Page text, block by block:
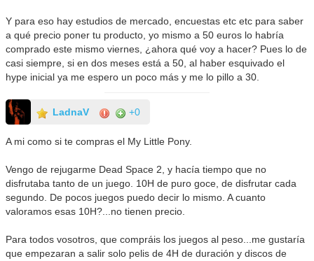
Y para eso hay estudios de mercado, encuestas etc etc para saber
a qué precio poner tu producto, yo mismo a 50 euros lo habría
comprado este mismo viernes, ¿ahora qué voy a hacer? Pues lo de
casi siempre, si en dos meses está a 50, al haber esquivado el
hype inicial ya me espero un poco más y me lo pillo a 30.
LadnaV +0
A mi como si te compras el My Little Pony.
Vengo de rejugarme Dead Space 2, y hacía tiempo que no
disfrutaba tanto de un juego. 10H de puro goce, de disfrutar cada
segundo. De pocos juegos puedo decir lo mismo. A cuanto
valoramos esas 10H?...no tienen precio.
Para todos vosotros, que compráis los juegos al peso...me gustaría
que empezaran a salir solo pelis de 4H de duración y discos de